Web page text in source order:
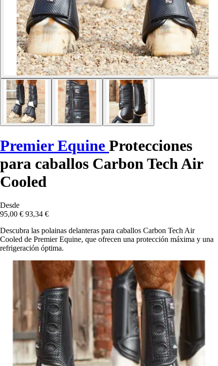
Premier Equine Protecciones
para caballos Carbon Tech Air
Cooled
Desde
95,00 € 93,34 €
Descubra las polainas delanteras para caballos Carbon Tech Air
Cooled de Premier Equine, que ofrecen una protección máxima y una
refrigeración óptima.